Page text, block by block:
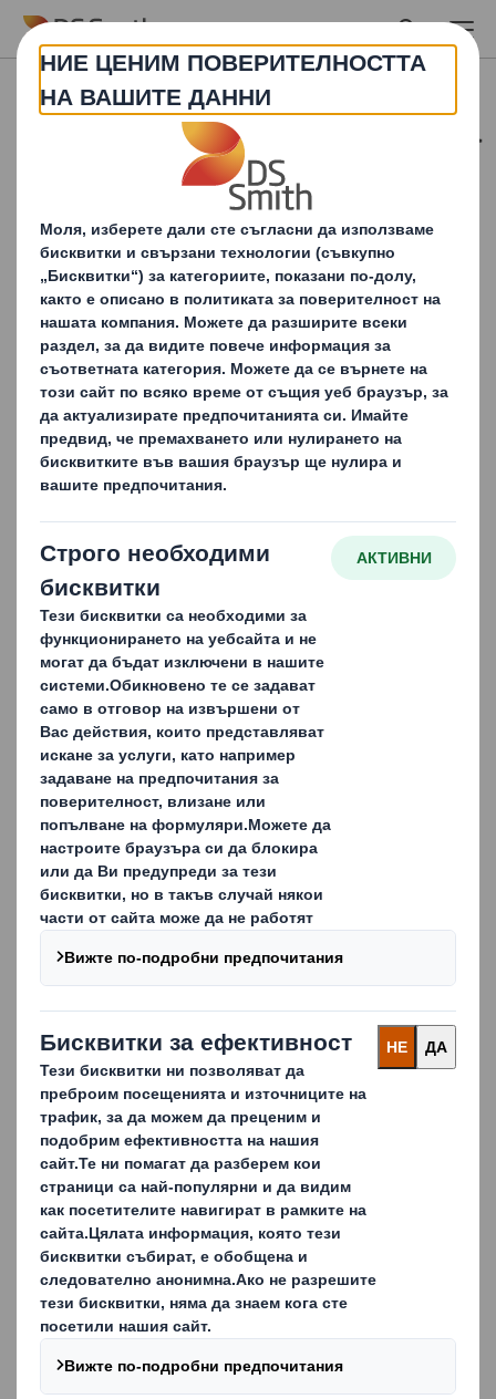
Skip to main content
Новини и съобщения за
пресата
DS Smith България представи
иновативни опаковъчни
решения на Automotive Forum
Bulgaria 2025
2025-05-16
Велпапето – устойчивата
звезда на Balkan eCommerce
Summit 2025